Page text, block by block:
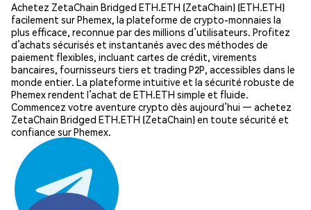
Achetez ZetaChain Bridged ETH.ETH (ZetaChain) (ETH.ETH)
facilement sur Phemex, la plateforme de crypto-monnaies la
plus efficace, reconnue par des millions d’utilisateurs. Profitez
d’achats sécurisés et instantanés avec des méthodes de
paiement flexibles, incluant cartes de crédit, virements
bancaires, fournisseurs tiers et trading P2P, accessibles dans le
monde entier. La plateforme intuitive et la sécurité robuste de
Phemex rendent l’achat de ETH.ETH simple et fluide.
Commencez votre aventure crypto dès aujourd’hui — achetez
ZetaChain Bridged ETH.ETH (ZetaChain) en toute sécurité et
confiance sur Phemex.